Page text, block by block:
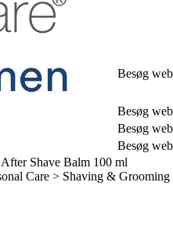
Besøg
Besøg
Besøg
Besøg
Shave Balm 100 ml
Care > Shaving & Grooming